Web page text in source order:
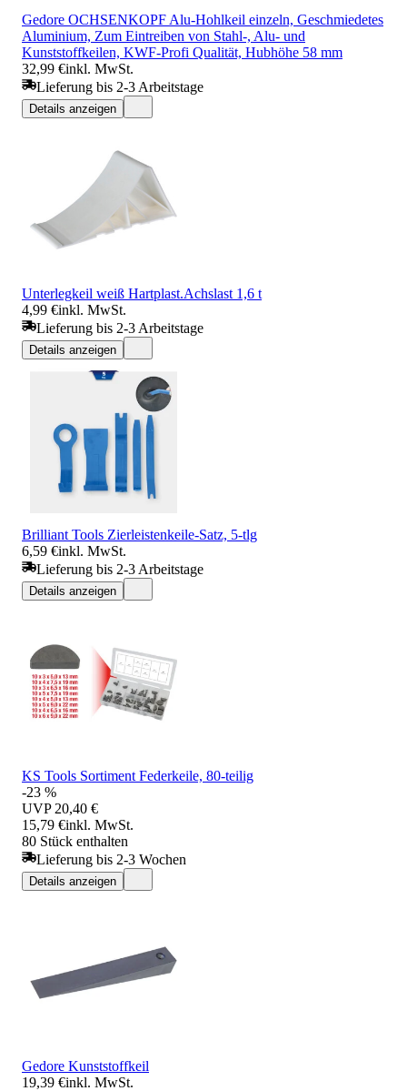
Gedore OCHSENKOPF Alu-Hohlkeil einzeln, Geschmiedetes
Aluminium, Zum Eintreiben von Stahl-, Alu- und
Kunststoffkeilen, KWF-Profi Qualität, Hubhöhe 58 mm
32,99 €inkl. MwSt.
Lieferung bis 2-3 Arbeitstage
Details anzeigen
Unterlegkeil weiß Hartplast.Achslast 1,6 t
4,99 €inkl. MwSt.
Lieferung bis 2-3 Arbeitstage
Details anzeigen
Brilliant Tools Zierleistenkeile-Satz, 5-tlg
6,59 €inkl. MwSt.
Lieferung bis 2-3 Arbeitstage
Details anzeigen
KS Tools Sortiment Federkeile, 80-teilig
-23 %
UVP 20,40 €
15,79 €inkl. MwSt.
80 Stück enthalten
Lieferung bis 2-3 Wochen
Details anzeigen
Gedore Kunststoffkeil
19,39 €inkl. MwSt.